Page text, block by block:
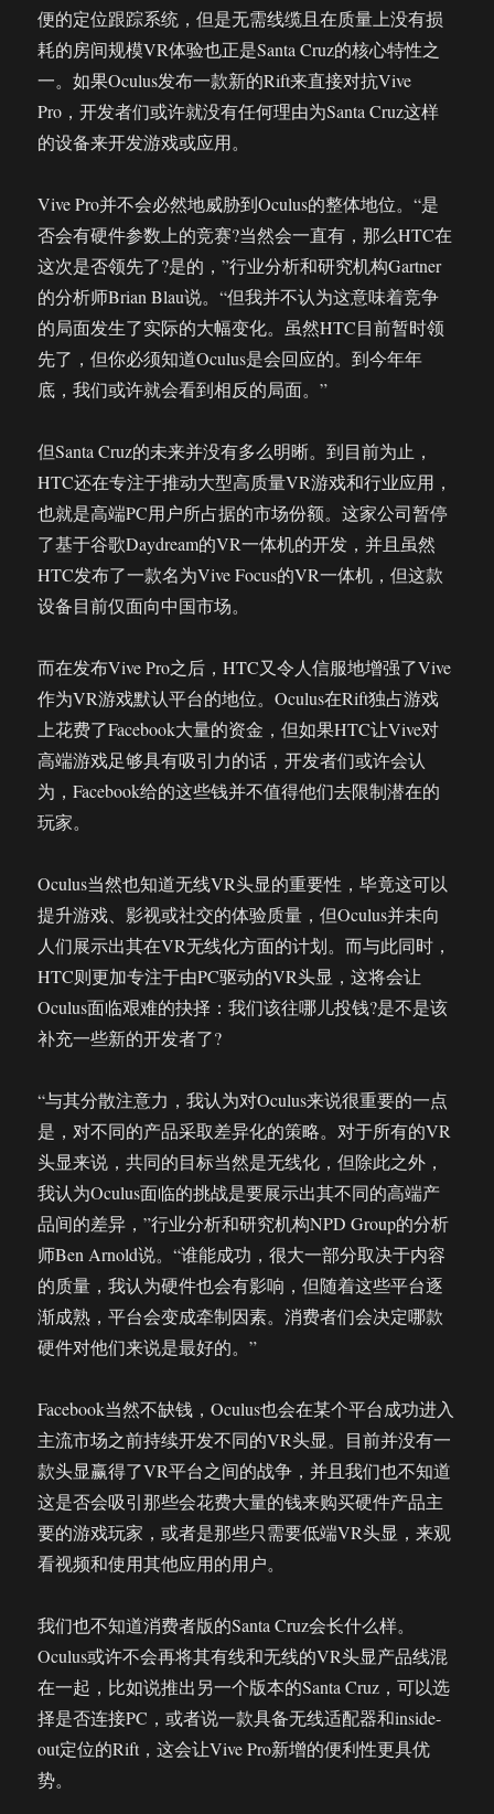
便的定位跟踪系统，但是无需线缆且在质量上没有损
耗的房间规模VR体验也正是Santa Cruz的核心特性之
一。如果Oculus发布一款新的Rift来直接对抗Vive
Pro，开发者们或许就没有任何理由为Santa Cruz这样
的设备来开发游戏或应用。
Vive Pro并不会必然地威胁到Oculus的整体地位。“是
否会有硬件参数上的竞赛?当然会一直有，那么HTC在
这次是否领先了?是的，”行业分析和研究机构Gartner
的分析师Brian Blau说。“但我并不认为这意味着竞争
的局面发生了实际的大幅变化。虽然HTC目前暂时领
先了，但你必须知道Oculus是会回应的。到今年年
底，我们或许就会看到相反的局面。”
但Santa Cruz的未来并没有多么明晰。到目前为止，
HTC还在专注于推动大型高质量VR游戏和行业应用，
也就是高端PC用户所占据的市场份额。这家公司暂停
了基于谷歌Daydream的VR一体机的开发，并且虽然
HTC发布了一款名为Vive Focus的VR一体机，但这款
设备目前仅面向中国市场。
而在发布Vive Pro之后，HTC又令人信服地增强了Vive
作为VR游戏默认平台的地位。Oculus在Rift独占游戏
上花费了Facebook大量的资金，但如果HTC让Vive对
高端游戏足够具有吸引力的话，开发者们或许会认
为，Facebook给的这些钱并不值得他们去限制潜在的
玩家。
Oculus当然也知道无线VR头显的重要性，毕竟这可以
提升游戏、影视或社交的体验质量，但Oculus并未向
人们展示出其在VR无线化方面的计划。而与此同时，
HTC则更加专注于由PC驱动的VR头显，这将会让
Oculus面临艰难的抉择：我们该往哪儿投钱?是不是该
补充一些新的开发者了?
“与其分散注意力，我认为对Oculus来说很重要的一点
是，对不同的产品采取差异化的策略。对于所有的VR
头显来说，共同的目标当然是无线化，但除此之外，
我认为Oculus面临的挑战是要展示出其不同的高端产
品间的差异，”行业分析和研究机构NPD Group的分析
师Ben Arnold说。“谁能成功，很大一部分取决于内容
的质量，我认为硬件也会有影响，但随着这些平台逐
渐成熟，平台会变成牵制因素。消费者们会决定哪款
硬件对他们来说是最好的。”
Facebook当然不缺钱，Oculus也会在某个平台成功进入
主流市场之前持续开发不同的VR头显。目前并没有一
款头显赢得了VR平台之间的战争，并且我们也不知道
这是否会吸引那些会花费大量的钱来购买硬件产品主
要的游戏玩家，或者是那些只需要低端VR头显，来观
看视频和使用其他应用的用户。
我们也不知道消费者版的Santa Cruz会长什么样。
Oculus或许不会再将其有线和无线的VR头显产品线混
在一起，比如说推出另一个版本的Santa Cruz，可以选
择是否连接PC，或者说一款具备无线适配器和inside-
out定位的Rift，这会让Vive Pro新增的便利性更具优
势。